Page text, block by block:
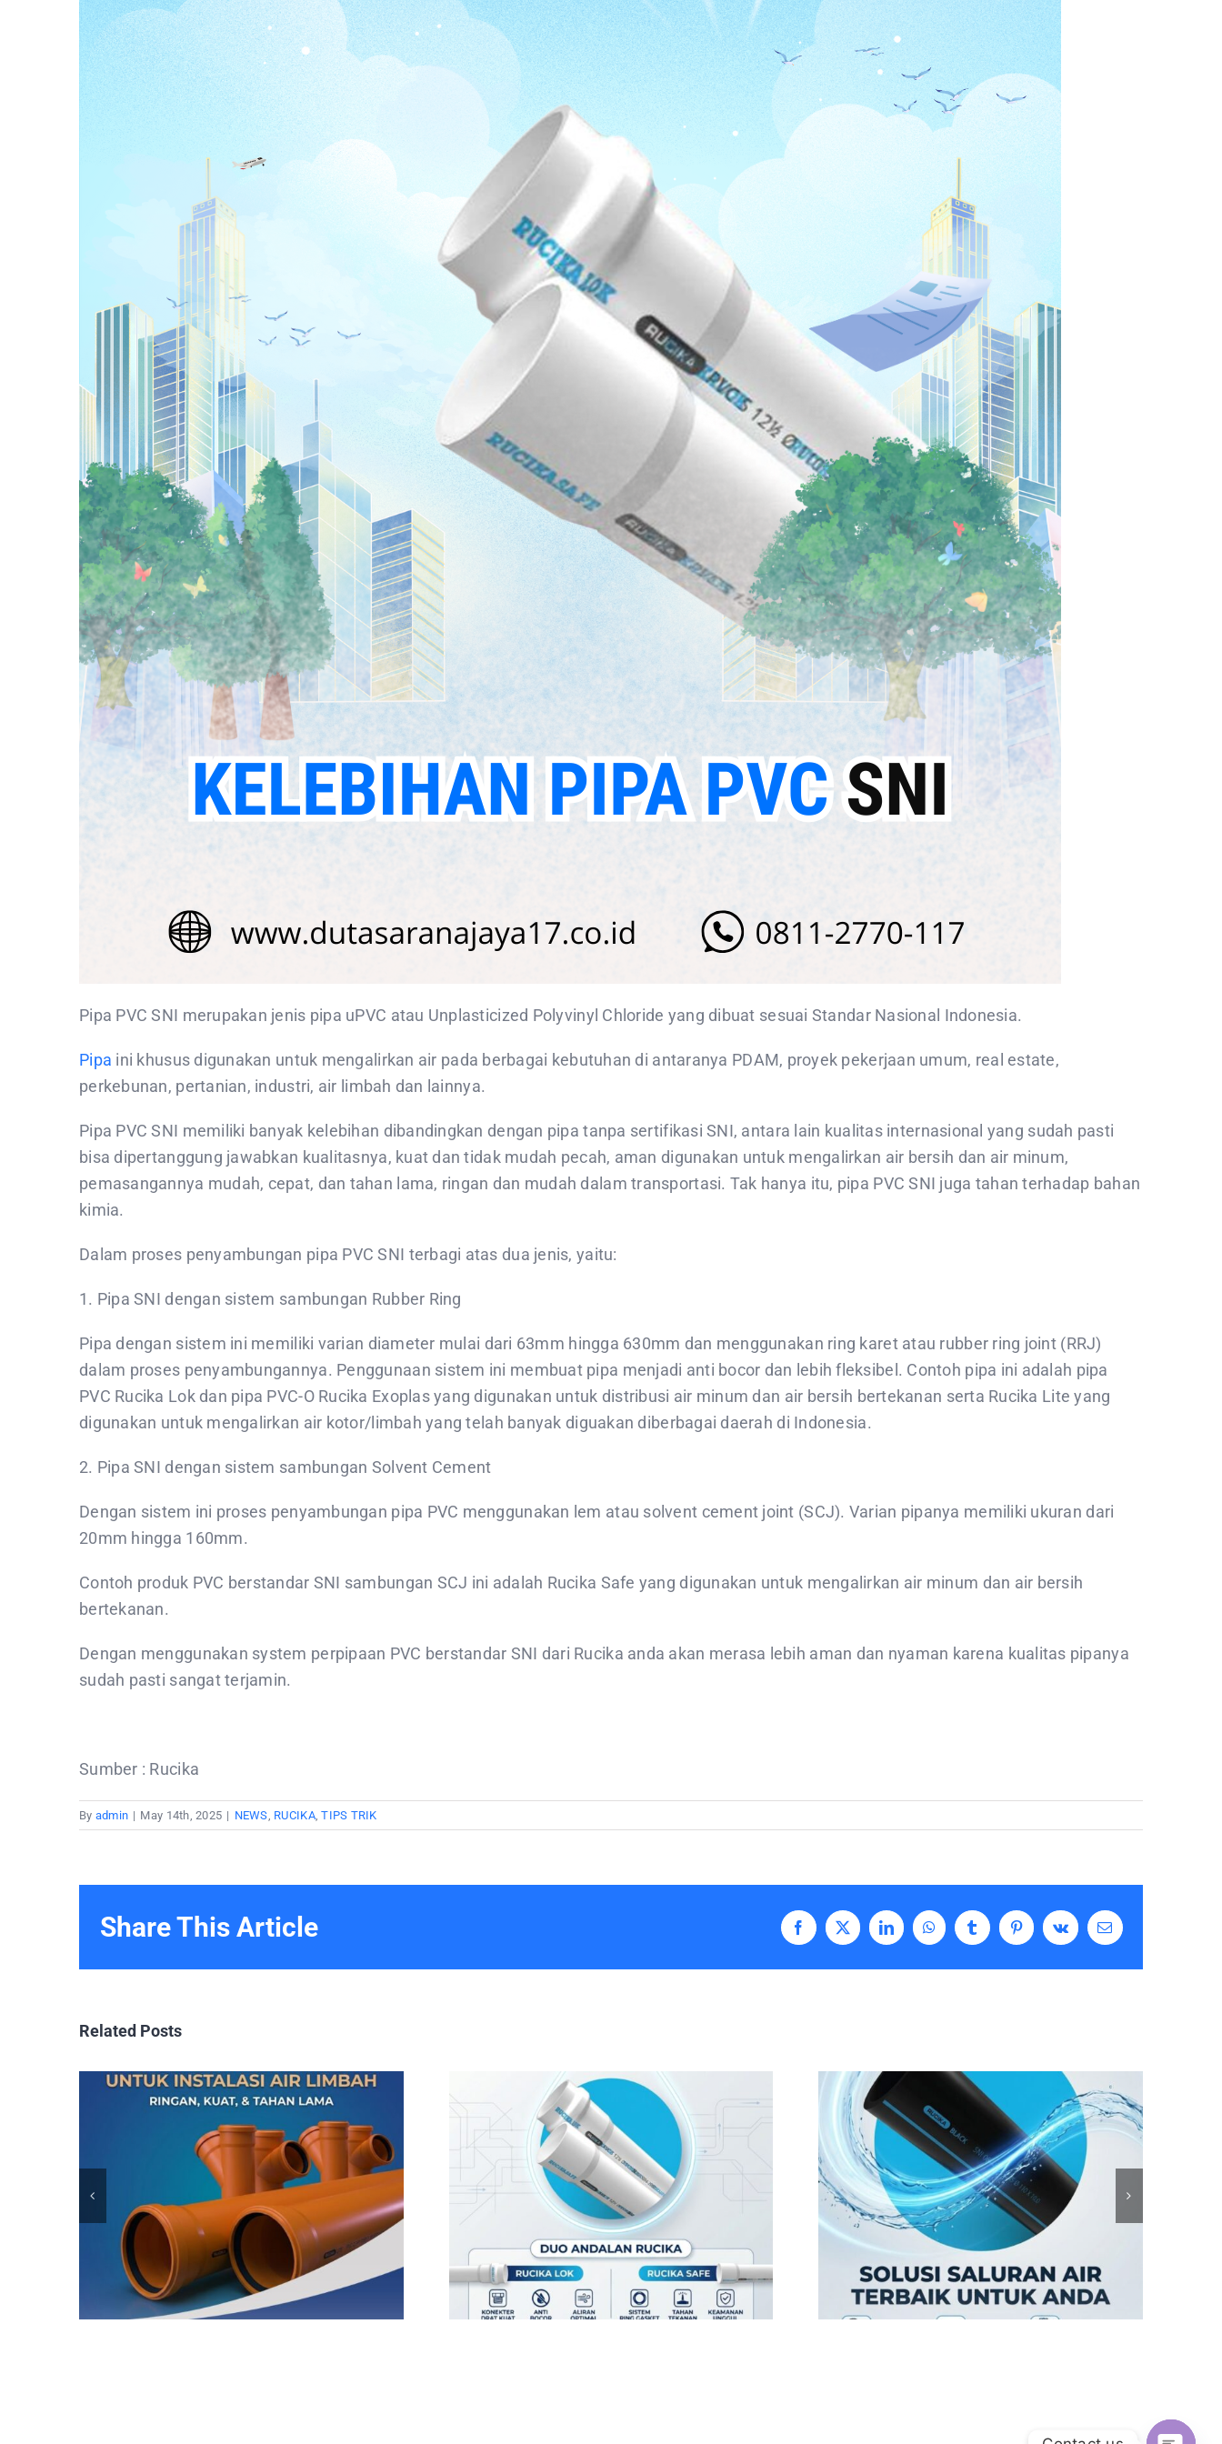
Pipa PVC SNI merupakan jenis pipa uPVC atau Unplasticized Polyvinyl Chloride yang dibuat sesuai Standar Nasional Indonesia.
Pipa ini khusus digunakan untuk mengalirkan air pada berbagai kebutuhan di antaranya PDAM, proyek pekerjaan umum, real estate,
perkebunan, pertanian, industri, air limbah dan lainnya.
Pipa PVC SNI memiliki banyak kelebihan dibandingkan dengan pipa tanpa sertifikasi SNI, antara lain kualitas internasional yang sudah pasti
bisa dipertanggung jawabkan kualitasnya, kuat dan tidak mudah pecah, aman digunakan untuk mengalirkan air bersih dan air minum,
pemasangannya mudah, cepat, dan tahan lama, ringan dan mudah dalam transportasi. Tak hanya itu, pipa PVC SNI juga tahan terhadap bahan
kimia.
Dalam proses penyambungan pipa PVC SNI terbagi atas dua jenis, yaitu:
1. Pipa SNI dengan sistem sambungan Rubber Ring
Pipa dengan sistem ini memiliki varian diameter mulai dari 63mm hingga 630mm dan menggunakan ring karet atau rubber ring joint (RRJ)
dalam proses penyambungannya. Penggunaan sistem ini membuat pipa menjadi anti bocor dan lebih fleksibel. Contoh pipa ini adalah pipa
PVC Rucika Lok dan pipa PVC-O Rucika Exoplas yang digunakan untuk distribusi air minum dan air bersih bertekanan serta Rucika Lite yang
digunakan untuk mengalirkan air kotor/limbah yang telah banyak diguakan diberbagai daerah di Indonesia.
2. Pipa SNI dengan sistem sambungan Solvent Cement
Dengan sistem ini proses penyambungan pipa PVC menggunakan lem atau solvent cement joint (SCJ). Varian pipanya memiliki ukuran dari
20mm hingga 160mm.
Contoh produk PVC berstandar SNI sambungan SCJ ini adalah Rucika Safe yang digunakan untuk mengalirkan air minum dan air bersih
bertekanan.
Dengan menggunakan system perpipaan PVC berstandar SNI dari Rucika anda akan merasa lebih aman dan nyaman karena kualitas pipanya
sudah pasti sangat terjamin.
Sumber : Rucika
By admin | May 14th, 2025 | NEWS, RUCIKA,TIPS TRIK
Share This Article Facebook
X LinkedInWhatsAppTumblrPinterestVk Email
Related Posts